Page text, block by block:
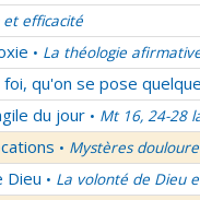
et efficacité
• La théologie
qu'on se pose
du jour • Mt 16, 24-28
• Mystères
Dieu • La volonté de Dieu